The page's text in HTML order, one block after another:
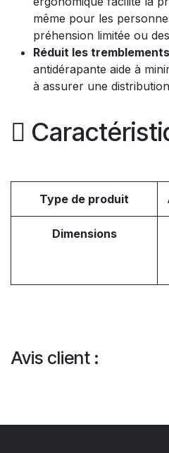
même pour les
préhension limitée ou
Réduit les tremblements
antidérapante aide à
à assurer une
Type de produit
Dimensions
Avis client :